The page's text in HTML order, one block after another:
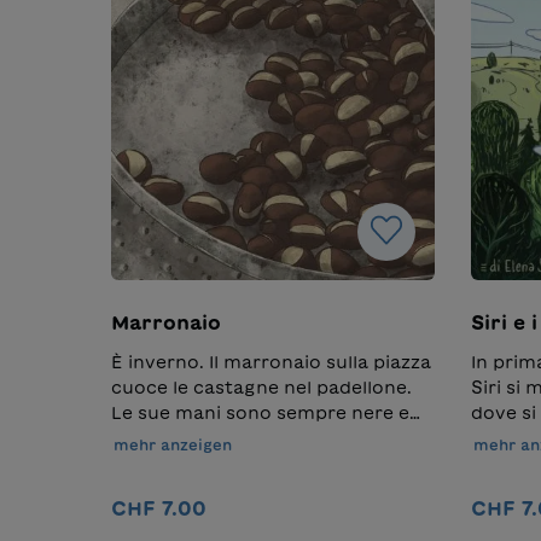
Marronaio
È inverno. Il marronaio sulla piazza
cuoce le castagne nel padellone.
Le sue mani sono sempre nere e
tuttavia sono pulite: ma com’è
pancia e il cuore. In piazza c’è un
mehr anzeigen
CHF 7.00
Siri e
In
Siri si
dove si
nuove
prova
mehr
CHF